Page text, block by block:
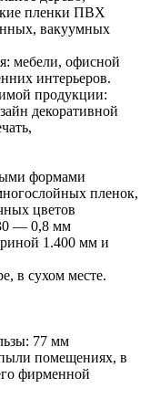
пленки ПВХ
вакуумных
мебели, офисной
интерьеров.
продукции:
декоративной
формами
пленок,
цветов
— 0,8 мм
1.400 мм и
в сухом месте.
77 мм
помещениях, в
фирменной